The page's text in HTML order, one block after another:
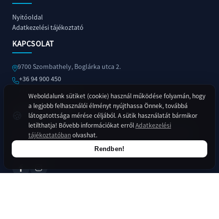
titkarsag@szova.hu
Nyitóoldal
Adatkezelési tájékoztató
KAPCSOLAT
9700 Szombathely, Boglárka utca 2.
+36 94 900 450
KÖZÖSSÉGI MÉDIA
Kövessen minket online felületeinken is a legfrissebb
hírekért és információkért!
Weboldalunk sütiket (cookie) használ működése folyamán, hogy
a legjobb felhasználói élményt nyújthassa Önnek, továbbá
látogatottsága mérése céljából. A sütik használatát bármikor
letilthatja! Bővebb információkat errőlAdatkezelési
tájékoztatóbanolvashat.
Rendben!